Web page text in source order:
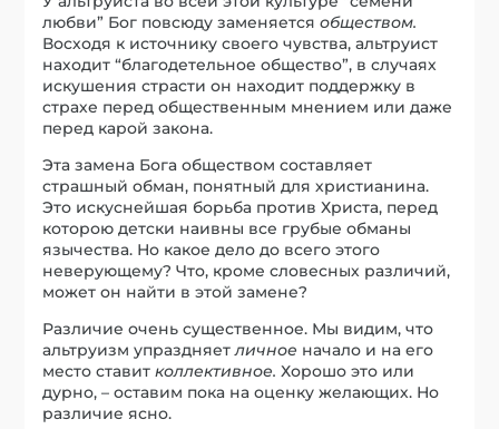
любви” Бог повсюду заменяетсяобществом.
Восходя к источнику своего чувства, альтруист
находит “благодетельное общество”, в случаях
искушения страсти он находит поддержку в
страхе перед общественным мнением или даже
перед карой закона.
Эта замена Бога обществом составляет
страшный обман, понятный для христианина.
Это искуснейшая борьба против Христа, перед
которою детски наивны все грубые обманы
язычества. Но какое дело до всего этого
неверующему? Что, кроме словесных различий,
может он найти в этой замене?
Различие очень существенное. Мы видим, что
альтруизм упраздняетличное начало и на его
место ставит коллективное. Хорошо это или
дурно, – оставим пока на оценку желающих. Но
различие ясно.